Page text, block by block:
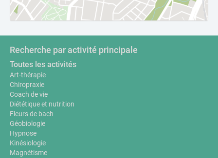
Recherche par activité principale
Toutes les activités
Art-thérapie
Chiropraxie
Coach de vie
Diététique et nutrition
Fleurs de bach
Géobiologie
Hypnose
Kinésiologie
Magnétisme